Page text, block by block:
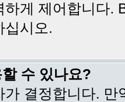
하게 제어합니다.
십시오.
수 있나요?
가 결정합니다.